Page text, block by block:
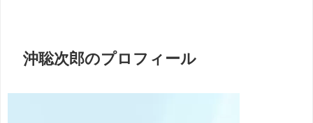
沖聡次郎のプロフィール